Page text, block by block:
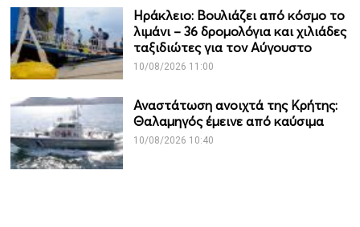
Ηράκλειο: Βουλιάζει από κόσμο το
λιμάνι – 36 δρομολόγια και χιλιάδες
ταξιδιώτες για τον Αύγουστο
10/08/2026 11:00
Αναστάτωση ανοιχτά της Κρήτης:
Θαλαμηγός έμεινε από καύσιμα
10/08/2026 10:40